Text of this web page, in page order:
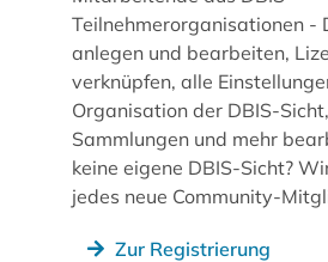
Teilnehmerorganisationen -
anlegen und bearbeiten,
verknüpfen, alle
Organisation der DBIS-
Sammlungen und mehr
keine eigene DBIS-Sicht?
jedes neue Community-
Zur Registrierung